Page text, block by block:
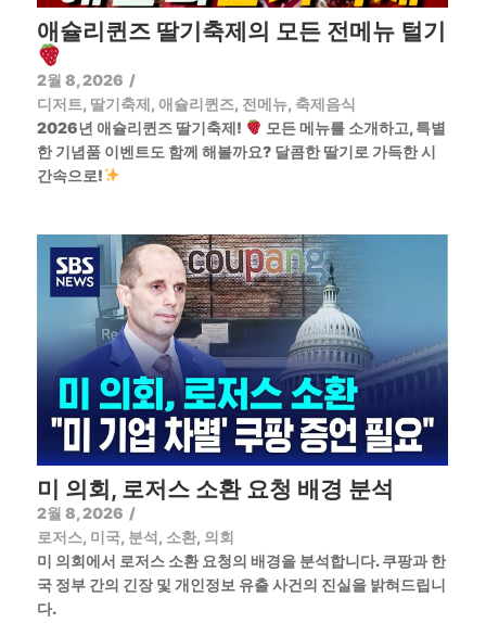
애슐리퀸즈 딸기축제의 모든 전메뉴 털기
2월 8, 2026 /
디저트, 딸기축제, 애슐리퀸즈, 전메뉴, 축제음식
2026년 애슐리퀸즈 딸기축제!
모든 메뉴를 소개하고, 특별
한 기념품 이벤트도 함께 해볼까요? 달콤한 딸기로 가득한 시
간속으로!
미 의회, 로저스 소환 요청 배경 분석
2월 8, 2026 /
로저스, 미국, 분석, 소환, 의회
미 의회에서 로저스 소환 요청의 배경을 분석합니다. 쿠팡과 한
국 정부 간의 긴장 및 개인정보 유출 사건의 진실을 밝혀드립니
다.